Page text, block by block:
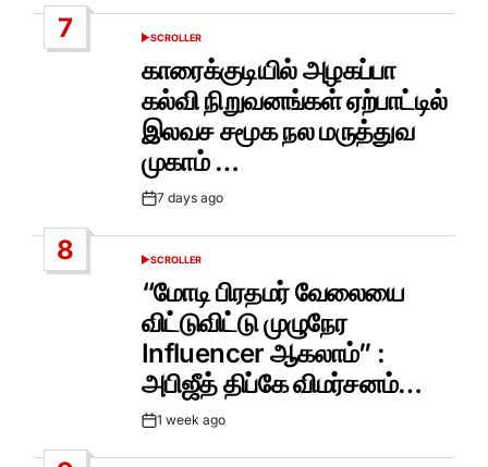
7
POSTED
SCROLLER
காரைக்குடியில் அழகப்பா
கல்வி நிறுவனங்கள் ஏற்பாட்டில்
இலவச சமூக நல மருத்துவ
முகாம் …
Post7 days ago
8
POSTED
SCROLLER
“மோடி பிரதமர் வேலையை
விட்டுவிட்டு முழுநேர
Influencer ஆகலாம்” :
அபிஜீத் திப்கே விமர்சனம்…
Post1 week ago